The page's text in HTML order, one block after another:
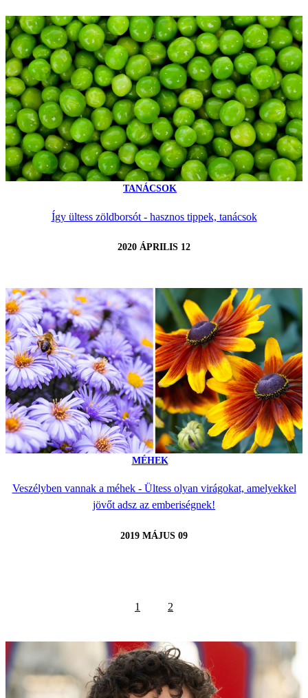
TANÁCSOK
Így ültess zöldborsót - hasznos tippek, tanácsok
2020 ÁPRILIS 12
MÉHEK
Veszélyben vannak a méhek - Ültess olyan virágokat, amelyekkel
jövőt adsz az emberiségnek!
2019 MÁJUS 09
1 2